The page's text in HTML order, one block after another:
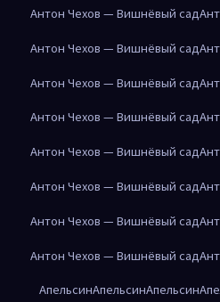
Антон Чехов — Вишнёвый сад
Антон Чехов — Вишнёвый сад
Антон Чехов — Вишнёвый сад
Антон Чехов — Вишнёвый сад
Антон Чехов — Вишнёвый сад
Антон Чехов — Вишнёвый сад
Антон Чехов — Вишнёвый сад
Антон Чехов — Вишнёвый сад
АпельсинАпельсинАпельсин